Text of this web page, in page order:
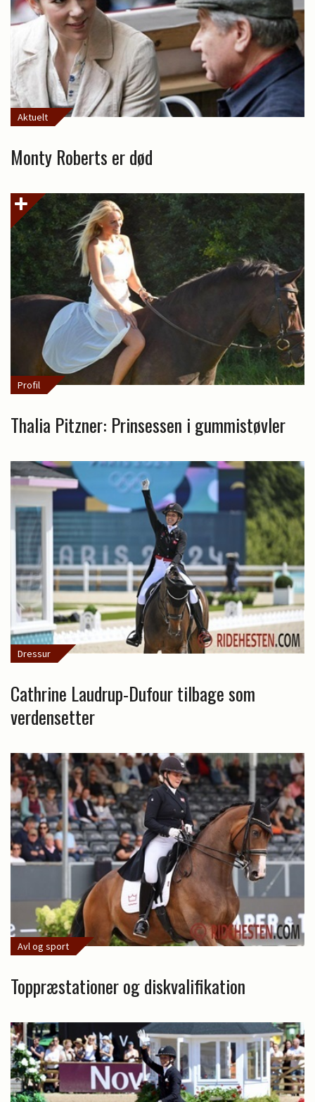
Aktuelt
Monty Roberts er død
Profil
Thalia Pitzner: Prinsessen i gummistøvler
Dressur
Cathrine Laudrup-Dufour tilbage som
verdensetter
Avl og sport
Toppræstationer og diskvalifikation